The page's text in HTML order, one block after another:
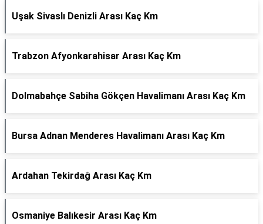
Uşak Sivaslı Denizli Arası Kaç Km
Trabzon Afyonkarahisar Arası Kaç Km
Dolmabahçe Sabiha Gökçen Havalimanı Arası Kaç Km
Bursa Adnan Menderes Havalimanı Arası Kaç Km
Ardahan Tekirdağ Arası Kaç Km
Osmaniye Balıkesir Arası Kaç Km